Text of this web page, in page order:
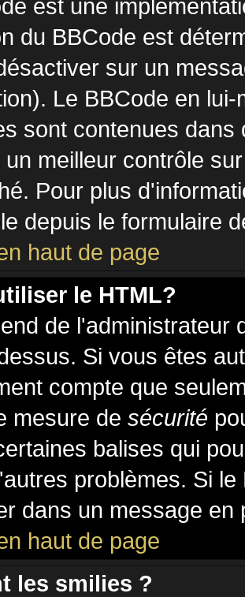
est une
du BBCode est
sur un
Le BBCode en
sont contenues
un meilleur contrôle
Pour plus
depuis le formulaire
haut de page
le HTML?
de l'administrateur
Si vous êtes
compte que
mesure de sécurité
balises qui
problèmes. Si
dans un message
haut de page
les smilies ?